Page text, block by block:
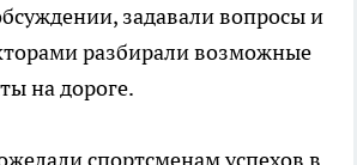
задавали вопросы и
разбирали возможные
на дороге.
спортсменам успехов в